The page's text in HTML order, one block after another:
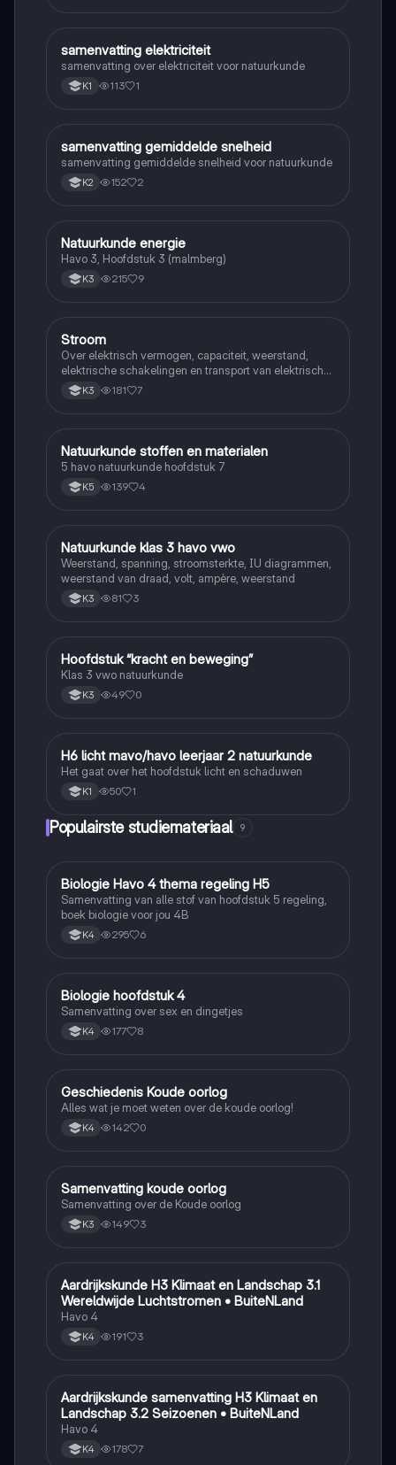
Natuurkunde
samenvatting elektriciteit
samenvatting over elektriciteit voor natuurkunde
K1 113 1
Natuurkunde
samenvatting gemiddelde snelheid
samenvatting gemiddelde snelheid voor natuurkunde
K2 152 2
Natuurkunde
Natuurkunde energie
Havo 3, Hoofdstuk 3 (malmberg)
K3 215 9
Natuurkunde
Stroom
Over elektrisch vermogen, capaciteit, weerstand,
elektrische schakelingen en transport van elektrische
energie
K3 181 7
Natuurkunde
Natuurkunde stoffen en materialen
5 havo natuurkunde hoofdstuk 7
K5 139 4
Natuurkunde
Natuurkunde klas 3 havo vwo
Weerstand, spanning, stroomsterkte, IU diagrammen,
weerstand van draad, volt, ampère, weerstand
K3 81 3
Natuurkunde
Hoofdstuk “kracht en beweging”
Klas 3 vwo natuurkunde
K3 49 0
Natuurkunde
H6 licht mavo/havo leerjaar 2 natuurkunde
Het gaat over het hoofdstuk licht en schaduwen
K1 50 1
Populairste studiemateriaal 9
Biologie
Biologie Havo 4 thema regeling H5
Samenvatting van alle stof van hoofdstuk 5 regeling,
boek biologie voor jou 4B
K4 295 6
Biologie
Biologie hoofdstuk 4
Samenvatting over sex en dingetjes
K4 177 8
Geschiedenis
Geschiedenis Koude oorlog
Alles wat je moet weten over de koude oorlog!
K4 142 0
Geschiedenis
Samenvatting koude oorlog
Samenvatting over de Koude oorlog
K3 149 3
Aardrijkskunde
Aardrijkskunde H3 Klimaat en Landschap 3.1
Wereldwijde Luchtstromen • BuiteNLand
Havo 4
K4 191 3
Aardrijkskunde
Aardrijkskunde samenvatting H3 Klimaat en
Landschap 3.2 Seizoenen • BuiteNLand
Havo 4
K4 178 7